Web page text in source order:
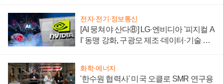
전자·전기·정보통신
[AI 뭉쳐야 산다⑧] LG·엔비디아 '피지컬 A
I' 동맹 강화, 구광모 제조·데이터·기술 결
화학·에너지
'한수원 협력사' 미국 오클로 SMR 연구용